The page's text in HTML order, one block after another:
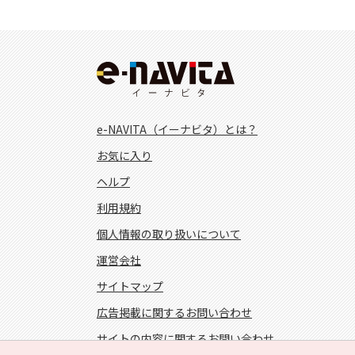
e-NAVITA（イーナビタ）とは？
お気に入り
ヘルプ
利用規約
個人情報の取り扱いについて
運営会社
サイトマップ
広告掲載に関するお問い合わせ
サイトの内容に関するお問い合わせ